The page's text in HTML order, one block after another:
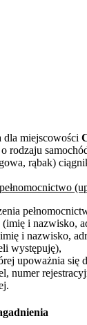
miejscowości
rodzaju
rąbak)
i nazwisko,
i nazwisko,
występuję),
upoważnia się
numer